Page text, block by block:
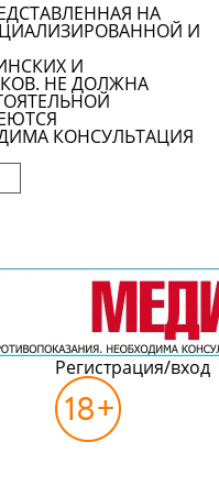
НА
И
И
НЕ ДОЛЖНА
КОНСУЛЬТАЦИЯ
Регистрация/вход